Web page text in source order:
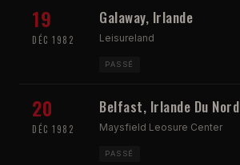
19
DÉC 1982
Galaway, Irlande
Leisureland
PASSÉ
20
DÉC 1982
Belfast, Irlande Du Nord
Maysfield Leosure Center
PASSÉ